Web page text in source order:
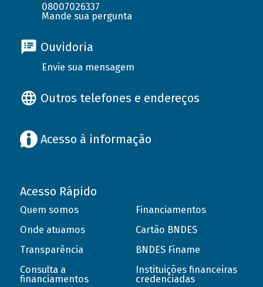
08007026337
Mande sua pergunta
Ouvidoria
Envie sua mensagem
Outros telefones e endereços
Acesso à informação
Acesso Rápido
Quem somos
Onde atuamos
Transparência
Consulta a
financiamentos
Financiamentos
Cartão BNDES
BNDES Finame
Instituições financeiras
credenciadas